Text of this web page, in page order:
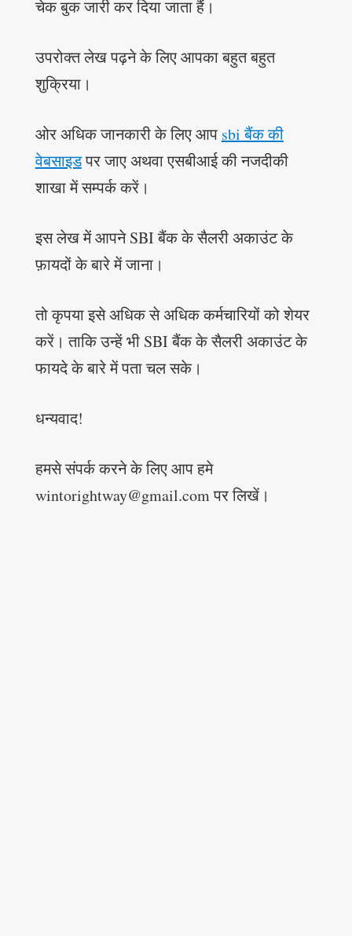
चेक बुक जारी कर दिया जाता हैं।
उपरोक्त लेख पढ़ने के लिए आपका बहुत बहुत
शुक्रिया।
ओर अधिक जानकारी के लिए आप sbi बैंक की
वेबसाइडपर जाए अथवा एसबीआई की नजदीकी
शाखा में सम्पर्क करें।
इस लेख में आपने SBI बैंक के सैलरी अकाउंट के
फ़ायदों के बारे में जाना।
तो कृपया इसे अधिक से अधिक कर्मचारियों को शेयर
करें। ताकि उन्हें भी SBI बैंक के सैलरी अकाउंट के
फायदे के बारे में पता चल सके।
धन्यवाद!
हमसे संपर्क करने के लिए आप हमे
wintorightway@gmail.com पर लिखें।